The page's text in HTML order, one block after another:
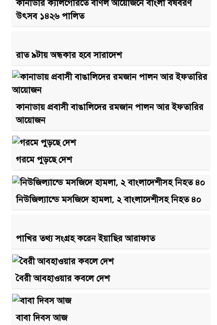
উৎসব ১৪২৬ পালিত
রাত ৯টায় অন্ধকার হবে সারাদেশ
কানাডায় প্রবাসী বাঙালিদের রমজান পালন আর ইফতারির
আয়োজন
গরমে পুড়ছে দেশ
নিউজিল্যান্ডে মসজিদে হামলা, ২ বাংলাদেশীসহ নিহত ৪০
পাখির তথ্য সংগ্রহ করেন ইয়াছির আরাফাত
বৈরী আবহাওয়ার কবলে দেশ
বাবা দিবস আজ